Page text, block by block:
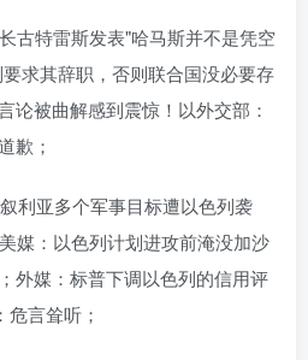
古特雷斯发表"哈马斯并不是凭空
求其辞职，否则联合国没必要存
论被曲解感到震惊！以外交部：
歉；
利亚多个军事目标遭以色列袭
媒：以色列计划进攻前淹没加沙
外媒：标普下调以色列的信用评
言耸听；